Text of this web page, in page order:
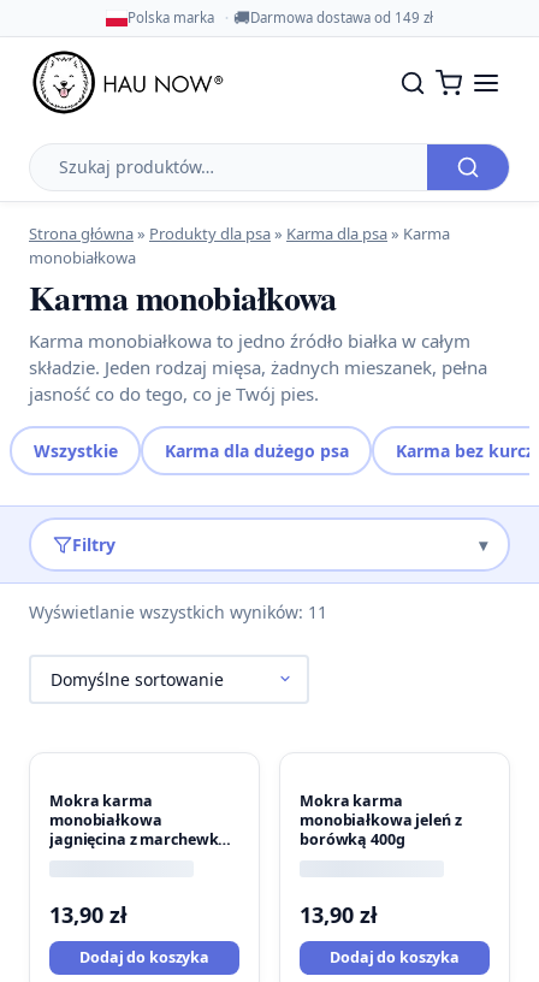
Polska marka 🚚Darmowa dostawa od 149 zł
Szukaj
produktów
Strona główna» Produkty dla psa» Karma dla psa» Karma
monobiałkowa
Karma monobiałkowa
Karma monobiałkowa to jedno źródło białka w całym
składzie. Jeden rodzaj mięsa, żadnych mieszanek, pełna
jasność co do tego, co je Twój pies.
Wszystkie Karma dla dużego psa Karma bez
Filtry ▾
Wyświetlanie wszystkich wyników: 11
Mokra karma
monobiałkowa
jagnięcina z marchewką
400g
13,90 zł
Dodaj do koszyka
Mokra karma
monobiałkowa jeleń z
borówką 400g
13,90 zł
Dodaj do koszyka